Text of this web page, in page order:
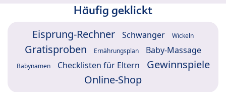
Häufig geklickt
Eisprung-Rechner Schwanger Wickeln
Gratisproben Ernährungsplan Baby-Massage
Babynamen Checklisten für Eltern
Gewinnspiele
Online-Shop